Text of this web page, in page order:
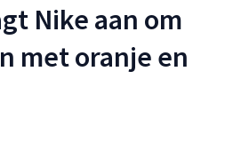
Nike aan om
met oranje en